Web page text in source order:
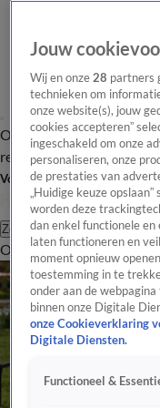
Overzicht Laatste nieuws
redactie
Volg Hart van Nederland
Zoeken
OverzichtRegio
Jouw
Wij en onze28 partners
technieken om
onze website(s), jouw
cookies accepteren”
ingeschakeld om onze
personaliseren, onze
de prestaties van
„Huidige keuze
worden deze
dan enkel functionele
laten functioneren en
moment opnieuw
toestemming in te
onder aan de
binnen onze Digitale
onze Cookieverklaring
Digitale Diensten.
Functioneel &